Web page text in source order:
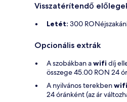
Visszatérítendő
Letét: 300
Opcionális extrák
A szobákban awifi díj
összege 45.00 RON 24
A nyilvános terekbenwifi
24 óránként (az ár